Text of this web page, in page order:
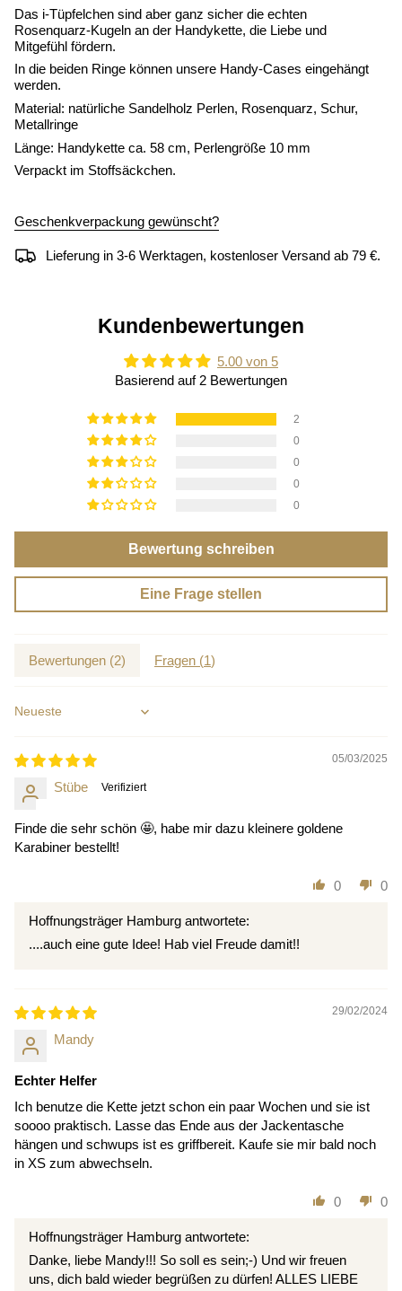
Das i-Tüpfelchen sind aber ganz sicher die echten
Rosenquarz-Kugeln an der Handykette, die Liebe und
Mitgefühl fördern.
In die beiden Ringe können unsere Handy-Cases eingehängt
werden.
Material: natürliche Sandelholz Perlen, Rosenquarz, Schur,
Metallringe
Länge: Handykette ca. 58 cm, Perlengröße 10 mm
Verpackt im Stoffsäckchen.
Geschenkverpackung gewünscht?
Lieferung in 3-6 Werktagen, kostenloser Versand ab 79 €.
Kundenbewertungen
5.00 von 5
Basierend auf 2 Bewertungen
2
0
0
0
0
Bewertung schreiben
Eine Frage stellen
Bewertungen (2) Fragen (1)
Sort by
05/03/2025
Stübe
Finde die sehr schön 🤩, habe mir dazu kleinere goldene
Karabiner bestellt!
0 0
Hoffnungsträger Hamburg antwortete:
....auch eine gute Idee! Hab viel Freude damit!!
29/02/2024
Mandy
Echter Helfer
Ich benutze die Kette jetzt schon ein paar Wochen und sie ist
soooo praktisch. Lasse das Ende aus der Jackentasche
hängen und schwups ist es griffbereit. Kaufe sie mir bald noch
in XS zum abwechseln.
0 0
Hoffnungsträger Hamburg antwortete:
Danke, liebe Mandy!!! So soll es sein;-) Und wir freuen
uns, dich bald wieder begrüßen zu dürfen! ALLES LIEBE